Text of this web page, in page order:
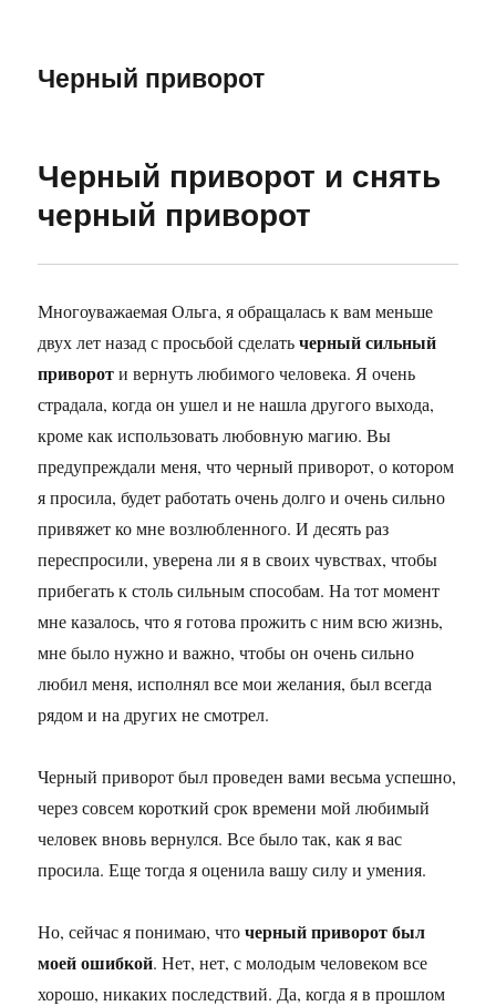
Черный приворот
Черный приворот и снять
черный приворот
Многоуважаемая Ольга, я обращалась к вам меньше
двух лет назад с просьбой сделатьчерный сильный
привороти вернуть любимого человека. Я очень
страдала, когда он ушел и не нашла другого выхода,
кроме как использовать любовную магию. Вы
предупреждали меня, что черный приворот, о котором
я просила, будет работать очень долго и очень сильно
привяжет ко мне возлюбленного. И десять раз
переспросили, уверена ли я в своих чувствах, чтобы
прибегать к столь сильным способам. На тот момент
мне казалось, что я готова прожить с ним всю жизнь,
мне было нужно и важно, чтобы он очень сильно
любил меня, исполнял все мои желания, был всегда
рядом и на других не смотрел.
Черный приворот был проведен вами весьма успешно,
через совсем короткий срок времени мой любимый
человек вновь вернулся. Все было так, как я вас
просила. Еще тогда я оценила вашу силу и умения.
Но, сейчас я понимаю, чточерный приворот был
моей ошибкой. Нет, нет, с молодым человеком все
хорошо, никаких последствий. Да, когда я в прошлом